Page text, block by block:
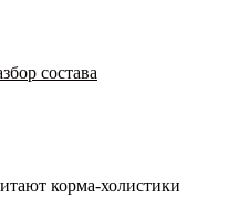
состава
корма-холистики